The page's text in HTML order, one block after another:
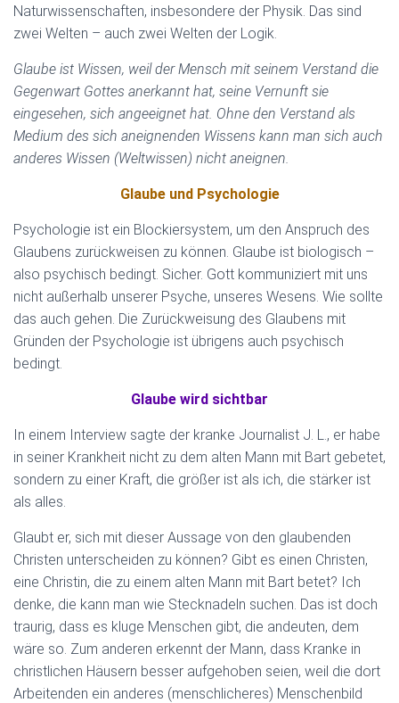
Naturwissenschaften, insbesondere der Physik. Das sind
zwei Welten – auch zwei Welten der Logik.
Glaube ist Wissen, weil der Mensch mit seinem Verstand die
Gegenwart Gottes anerkannt hat, seine Vernunft sie
eingesehen, sich angeeignet hat. Ohne den Verstand als
Medium des sich aneignenden Wissens kann man sich auch
anderes Wissen (Weltwissen) nicht aneignen.
Glaube und Psychologie
Psychologie ist ein Blockiersystem, um den Anspruch des
Glaubens zurückweisen zu können. Glaube ist biologisch –
also psychisch bedingt. Sicher. Gott kommuniziert mit uns
nicht außerhalb unserer Psyche, unseres Wesens. Wie sollte
das auch gehen. Die Zurückweisung des Glaubens mit
Gründen der Psychologie ist übrigens auch psychisch
bedingt.
Glaube wird sichtbar
In einem Interview sagte der kranke Journalist J. L., er habe
in seiner Krankheit nicht zu dem alten Mann mit Bart gebetet,
sondern zu einer Kraft, die größer ist als ich, die stärker ist
als alles.
Glaubt er, sich mit dieser Aussage von den glaubenden
Christen unterscheiden zu können? Gibt es einen Christen,
eine Christin, die zu einem alten Mann mit Bart betet? Ich
denke, die kann man wie Stecknadeln suchen. Das ist doch
traurig, dass es kluge Menschen gibt, die andeuten, dem
wäre so. Zum anderen erkennt der Mann, dass Kranke in
christlichen Häusern besser aufgehoben seien, weil die dort
Arbeitenden ein anderes (menschlicheres) Menschenbild